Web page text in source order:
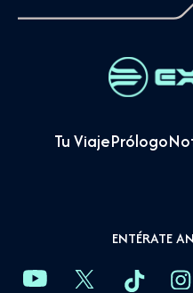
Tu ViajePrólogo
ENTÉRATE